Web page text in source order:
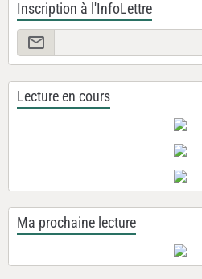
Inscription à l'InfoLettre
Lecture en cours
Ma prochaine lecture